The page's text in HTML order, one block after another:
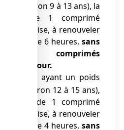
(environ 9 à 13 ans), la
est de 1 comprimé
par prise, à renouveler
au bout de 6 heures, sans
4 comprimés
par jour.
enfants ayant un poids
(environ 12 à 15 ans),
est de 1 comprimé
par prise, à renouveler
au bout de 4 heures, sans